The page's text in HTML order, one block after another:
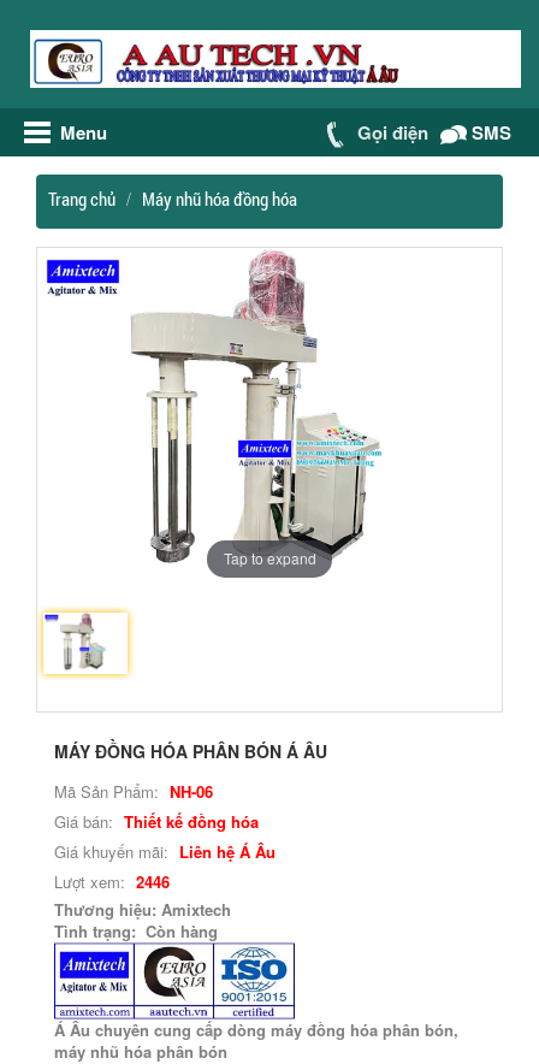
Menu Gọi điện SMS
Trang chủ Máy nhũ hóa đồng hóa
Tap to expand
MÁY ĐỒNG HÓA PHÂN BÓN Á ÂU
Mã Sản Phẩm: NH-06
Giá bán: Thiết kế đồng hóa
Giá khuyến mãi: Liên hệ Á Âu
Lượt xem: 2446
Thương hiệu: Amixtech
Tình trạng: Còn hàng
Á Âu chuyên cung cấp dòng máy đồng hóa phân bón,
máy nhũ hóa phân bón